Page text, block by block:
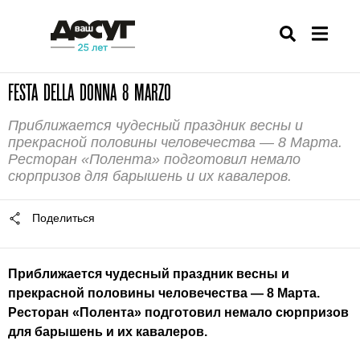
FESTA DELLA DONNA 8 MARZO
Приближается чудесный праздник весны и
прекрасной половины человечества — 8 Марта.
Ресторан «Полента» подготовил немало
сюрпризов для барышень и их кавалеров.
Поделиться
Приближается чудесный праздник весны и
прекрасной половины человечества — 8 Марта.
Ресторан « Полента» подготовил немало сюрпризов
для барышень и их кавалеров.